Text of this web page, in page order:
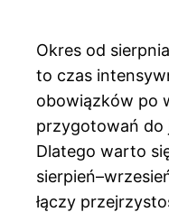
Okres od
to czas
obowiązków po
przygotowań do
Dlatego warto
łączy